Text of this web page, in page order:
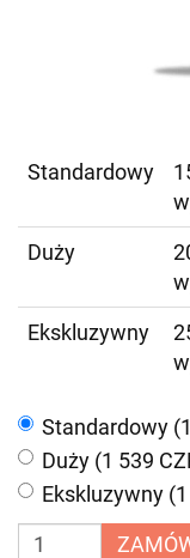
Standardowy
Duży
Ekskluzywny
Standardowy
Duży (1 539
Ekskluzywny